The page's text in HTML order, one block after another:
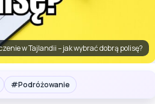
w Tajlandii – jak wybrać dobrą polisę?
#Podróżowanie